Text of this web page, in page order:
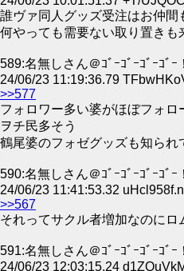
誰ヴァ同人グッズ受注はお仲間
何やっても需要ない取り置き
589:名無しさん＠ｺﾞｰｺﾞｰｺﾞｰｺﾞｰ！
24/06/23 11:19:36.79
>>577
フォロワー多い婆がほぼフォ
ヲチ民多そう
鶴尾婆のフォゼグッズも知ら
590:名無しさん＠ｺﾞｰｺﾞｰｺﾞｰｺﾞｰ！
24/06/23 11:41:53.32
>>567
それってサクル者増加なのにロ
591:名無しさん＠ｺﾞｰｺﾞｰｺﾞｰｺﾞｰ！
24/06/23 12:03:15.24